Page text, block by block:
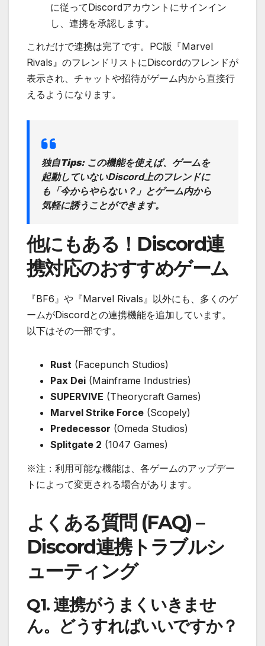
に従ってDiscordアカウントにサインイン
し、連携を承認します。
これだけで連携は完了です。PC版『Marvel
Rivals』のフレンドリストにDiscordのフレンドが
表示され、チャットや招待がゲーム内から直接行
えるようになります。
独自Tips:この機能を使えば、ゲームを
起動していないDiscord上のフレンドに
も「今からやらない？」とゲーム内から
気軽に誘うことができます。
他にもある！Discord連
携対応のおすすめゲーム
『BF6』や『Marvel Rivals』以外にも、多くのゲ
ームがDiscordとの連携機能を追加しています。
以下はその一部です。
Rust (Facepunch Studios)
Pax Dei (Mainframe Industries)
SUPERVIVE (Theorycraft Games)
Marvel Strike Force (Scopely)
Predecessor (Omeda Studios)
Splitgate 2 (1047 Games)
※注：利用可能な機能は、各ゲームのアップデー
トによって変更される場合があります。
よくある質問 (FAQ) –
Discord連携トラブルシ
ューティング
Q1. 連携がうまくいきませ
ん。どうすればいいですか？